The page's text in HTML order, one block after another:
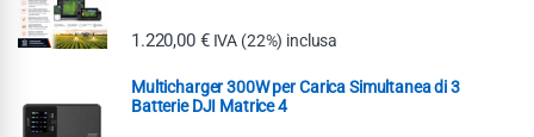
1.220,00 € IVA (22%) inclusa
Multicharger 300W per Carica Simultanea di 3
Batterie DJI Matrice 4